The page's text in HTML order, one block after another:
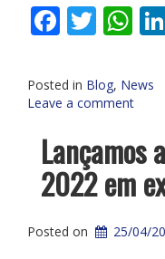
Posted in Blog, News
Leave a comment
Lançamos
2022 em
Posted on 25/04/